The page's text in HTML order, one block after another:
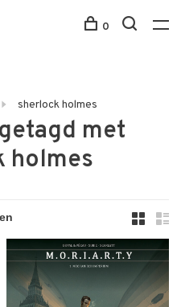
0
sherlock holmes
met
holmes